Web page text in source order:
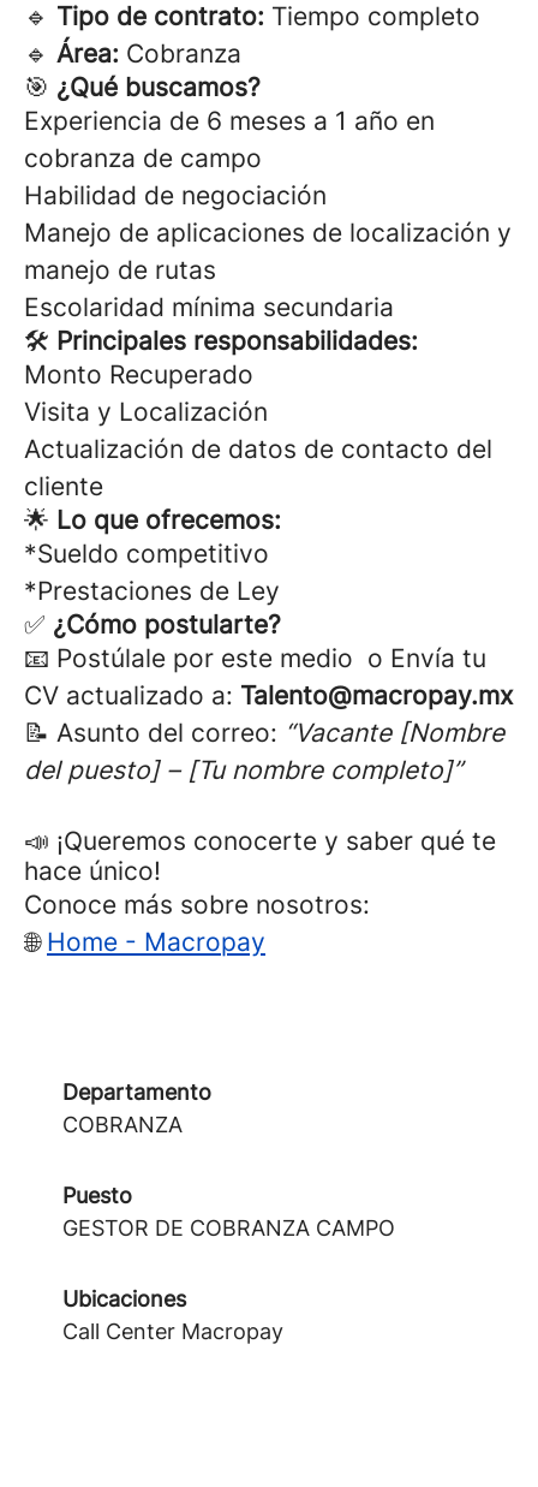
🔹 Tipo de contrato: Tiempo completo
🔹 Área: Cobranza
🎯 ¿Qué buscamos?
Experiencia de 6 meses a 1 año en
cobranza de campo
Habilidad de negociación
Manejo de aplicaciones de localización y
manejo de rutas
Escolaridad mínima secundaria
🛠 Principales responsabilidades:
Monto Recuperado
Visita y Localización
Actualización de datos de contacto del
cliente
🌟 Lo que ofrecemos:
*Sueldo competitivo
*Prestaciones de Ley
✅ ¿Cómo postularte?
📧 Postúlale por este medio o Envía tu
CV actualizado a: Talento@macropay.mx
📝 Asunto del correo: “Vacante [Nombre
del puesto] – [Tu nombre completo]”
📣 ¡Queremos conocerte y saber qué te
hace único!
Conoce más sobre nosotros:
🌐 Home - Macropay
Departamento
COBRANZA
Puesto
GESTOR DE COBRANZA CAMPO
Ubicaciones
Call Center Macropay